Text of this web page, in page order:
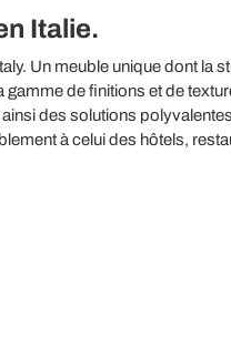
Italie.
Un meuble unique dont la
de finitions et de
des solutions
à celui des hôtels,